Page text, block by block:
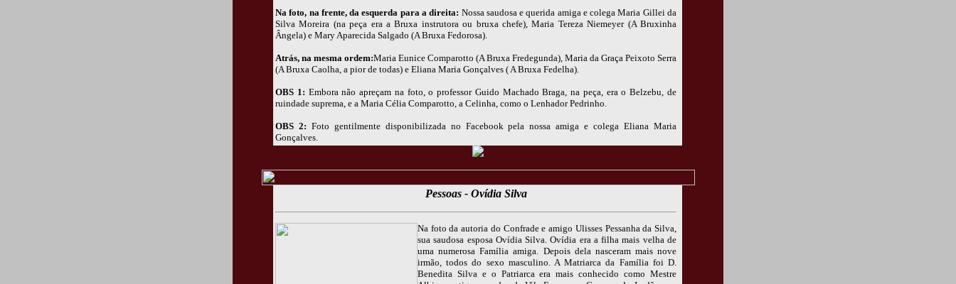
Na foto, na frente, da esquerda para a direita: Nossa saudosa e querida amiga e colega Maria Gillei da
Silva Moreira (na peça era a Bruxa instrutora ou bruxa chefe), Maria Tereza Niemeyer (A Bruxinha
Ângela) e Mary Aparecida Salgado (A Bruxa Fedorosa).
Atrás, na mesma ordem:Maria Eunice Comparotto (A Bruxa Fredegunda), Maria da Graça Peixoto Serra
(A Bruxa Caolha, a pior de todas) e Eliana Maria Gonçalves ( A Bruxa Fedelha).
OBS 1: Embora não apreçam na foto, o professor Guido Machado Braga, na peça, era o Belzebu, de
ruindade suprema, e a Maria Célia Comparotto, a Celinha, como o Lenhador Pedrinho.
OBS 2: Foto gentilmente disponibilizada no Facebook pela nossa amiga e colega Eliana Maria
Gonçalves.
Pessoas - Ovídia Silva
Na foto da autoria do Confrade e amigo Ulisses Pessanha da Silva,
sua saudosa esposa Ovídia Silva. Ovídia era a filha mais velha de
uma numerosa Família amiga. Depois dela nasceram mais nove
irmão, todos do sexo masculino. A Matriarca da Família foi D.
Benedita Silva e o Patriarca era mais conhecido como Mestre